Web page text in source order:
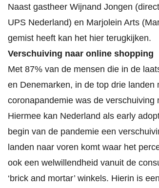
Naast gastheer Wijnand Jongen
UPS Nederland) en Marjolein Arts
gemist heeft kan het hier terugkijken.
Verschuiving naar online shopping
Met 87% van de mensen die in de
en Denemarken, in de top drie
coronapandemie was de
Hiermee kan Nederland als early
begin van de pandemie een
landen naar voren komt waar het
ook een welwillendheid vanuit de
‘brick and mortar’ winkels. Hierin is